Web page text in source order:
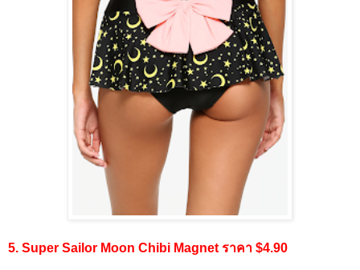
5. Super Sailor Moon Chibi Magnet ราคา $4.90